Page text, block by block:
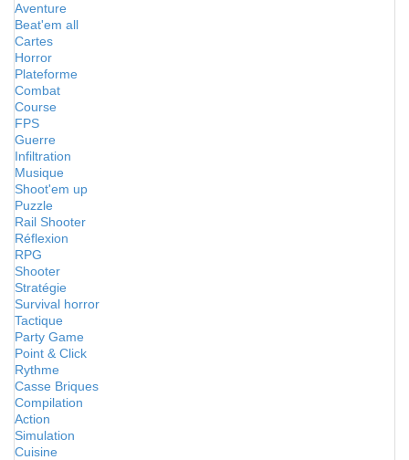
Aventure
Beat'em all
Cartes
Horror
Plateforme
Combat
Course
FPS
Guerre
Infiltration
Musique
Shoot'em up
Puzzle
Rail Shooter
Réflexion
RPG
Shooter
Stratégie
Survival horror
Tactique
Party Game
Point & Click
Rythme
Casse Briques
Compilation
Action
Simulation
Cuisine